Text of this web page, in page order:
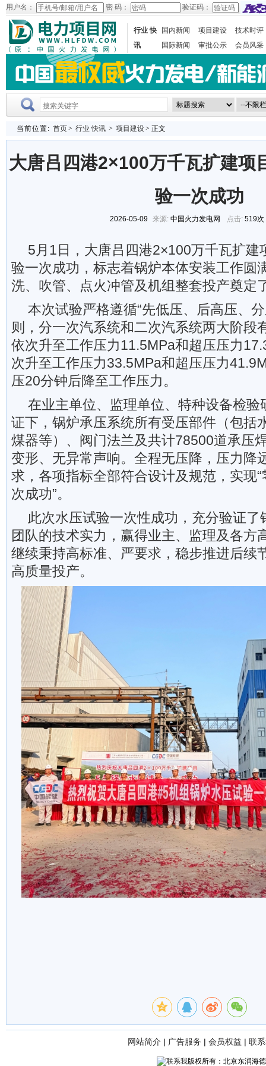
用户名： 密 码： 验证码：
行业 快
讯
国内新闻 项目建设
技术时评
国际新闻
审批公示 会员风采
当前位置: 首页> 行业 快讯 > 项目建设> 正文
大唐吕四港2×100万千瓦扩建项
验一次成功
2026-05-09 来源: 中国火力发电网 点击: 519次
5月1日，大唐吕四港2×100万千瓦扩建
验一次成功，标志着锅炉本体安装工作圆
洗、吹管、点火冲管及机组整套投产奠定
本次试验严格遵循“先低压、后高压、
则，分一次汽系统和二次汽系统两大阶段
依次升至工作压力11.5MPa和超压压力
次升至工作压力33.5MPa和超压压力
压20分钟后降至工作压力。
在业主单位、监理单位、特种设备检验
证下，锅炉承压系统所有受压部件（包括
煤器等）、阀门法兰及共计78500道承压
变形、无异常声响。全程无压降，压力降
求，各项指标全部符合设计及规范，实现
次成功”。
此次水压试验一次性成功，充分验证
团队的技术实力，赢得业主、监理及各方
继续秉持高标准、严要求，稳步推进后续
高质量投产。
网站简介 | 广告服务 | 会员权益 | 联
版权所有：北京东润海